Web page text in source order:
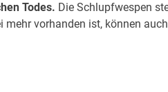
Todes. Die Schlupfwespen
vorhanden ist, können